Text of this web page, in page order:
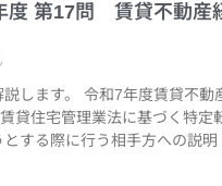
度 第17問 賃貸不動産
します。 令和7年度賃貸不動
貸住宅管理業法に基づく特定
する際に行う相手方への説明